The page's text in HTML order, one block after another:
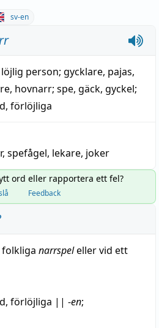
sv-en
löjlig person; gycklare, pajas,
, hovnarr; spe, gäck, gyckel;
, förlöjliga
, spefågel, lekare, joker
ord eller rapportera ett fel?
Feedback
folkliga narrspeleller vid ett
förlöjliga || -en;